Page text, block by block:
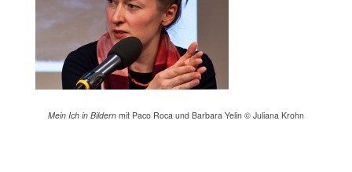
Mein Ich in Bildern mit Paco Roca und Barbara Yelin © Juliana Krohn